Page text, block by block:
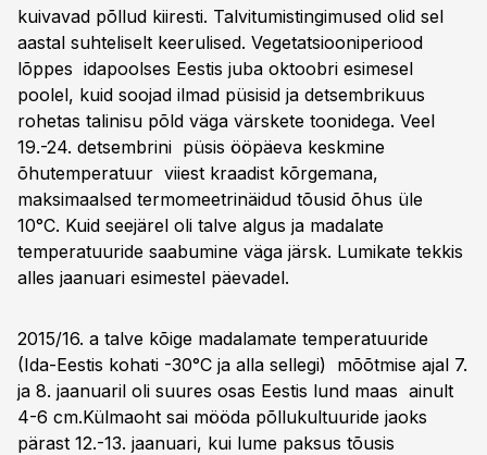
kuivavad põllud kiiresti. Talvitumistingimused olid sel
aastal suhteliselt keerulised. Vegetatsiooniperiood
lõppes idapoolses Eestis juba oktoobri esimesel
poolel, kuid soojad ilmad püsisid ja detsembrikuus
rohetas talinisu põld väga värskete toonidega. Veel
19.-24. detsembrini püsis ööpäeva keskmine
õhutemperatuur viiest kraadist kõrgemana,
maksimaalsed termomeetrinäidud tõusid õhus üle
10°C. Kuid seejärel oli talve algus ja madalate
temperatuuride saabumine väga järsk. Lumikate tekkis
alles jaanuari esimestel päevadel.
2015/16. a talve kõige madalamate temperatuuride
(Ida-Eestis kohati -30°C ja alla sellegi) mõõtmise ajal 7.
ja 8. jaanuaril oli suures osas Eestis lund maas ainult
4-6 cm.Külmaoht sai mööda põllukultuuride jaoks
pärast 12.-13. jaanuari, kui lume paksus tõusis